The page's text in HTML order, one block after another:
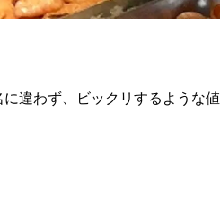
違わず、ビックリするような